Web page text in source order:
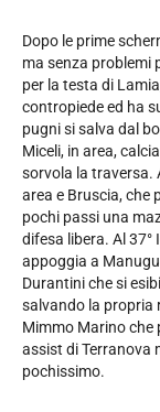
Dopo le prime
ma senza problemi
per la testa di
contropiede ed ha
pugni si salva dal
Miceli, in area,
sorvola la traversa.
area e Bruscia, che
pochi passi una
difesa libera. Al 37°
appoggia a
Durantini che si
salvando la propria
Mimmo Marino che
assist di Terranova
pochissimo.